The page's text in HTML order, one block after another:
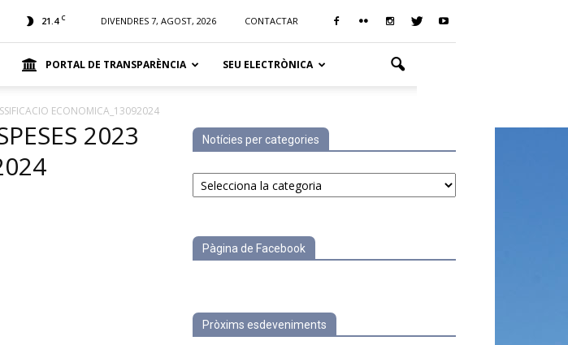
21.4 C DIVENDRES 7, AGOST, 2026 CONTACTAR
PORTAL DE TRANSPARÈNCIA SEU ELECTRÒNICA
ECONOMICA_13092024
2023
Notícies per categories
Notícies
per
Pàgina de Facebook
Pròxims esdeveniments